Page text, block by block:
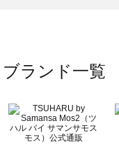
ブランド一覧